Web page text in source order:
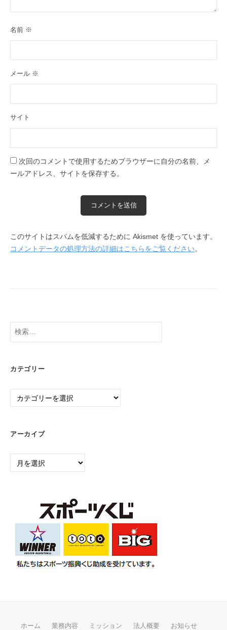
名前 ※
メール ※
サイト
次回のコメントで使用するためブラウザーに自分の名前、メ
ールアドレス、サイトを保存する。
このサイトはスパムを低減するために Akismet を使っています。
コメントデータの処理方法の詳細はこちらをご覧ください。
検
カテゴリー
カ
ー
アーカイブ
ア
ホーム 業務内容 ミッション 法人概要 お知らせ